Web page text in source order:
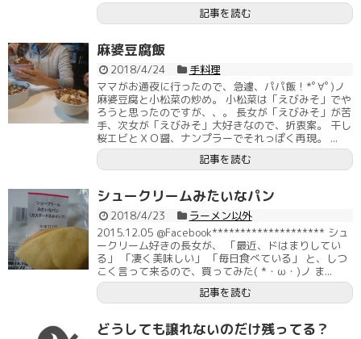
記事を読む
麻婆豆腐飯
2018/4/24
手料理
ママがお通夜に行ったので、急遽、パパ飯！*ﾟ∀ﾟ)ノ
麻婆豆腐と小松菜の炒め。 小松菜は「えびみそ」でや
ろうと思ったのですが、、。 長女が「えびみそ」が苦
手、次女が「えびみそ」大好きなので、折衷案。 干し
桜エビとＸＯ醤、ナンプラーでそれっぽく再現。 ...
記事を読む
シュークリームみたいなパン
2018/4/23
ラーメン以外
2015.12.05 @Facebook******************** シュ
ークリーム好きの長女が、 「最近、ドはまりしてい
る」 「凄く美味しい」 「毎日食べている」 と、しつ
こく言って来るので、買ってみた( *・ω・)ノ ま...
記事を読む
どうしても譲れないのだけ残ってる？